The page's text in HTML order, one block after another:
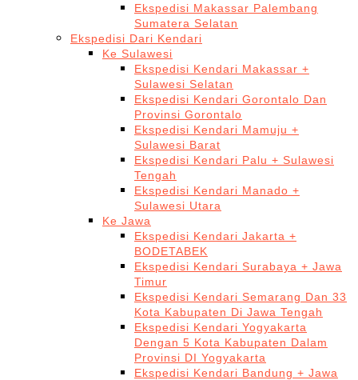
Ekspedisi Makassar Palembang
Sumatera Selatan
Ekspedisi Dari Kendari
Ke Sulawesi
Ekspedisi Kendari Makassar +
Sulawesi Selatan
Ekspedisi Kendari Gorontalo Dan
Provinsi Gorontalo
Ekspedisi Kendari Mamuju +
Sulawesi Barat
Ekspedisi Kendari Palu + Sulawesi
Tengah
Ekspedisi Kendari Manado +
Sulawesi Utara
Ke Jawa
Ekspedisi Kendari Jakarta +
BODETABEK
Ekspedisi Kendari Surabaya + Jawa
Timur
Ekspedisi Kendari Semarang Dan 33
Kota Kabupaten Di Jawa Tengah
Ekspedisi Kendari Yogyakarta
Dengan 5 Kota Kabupaten Dalam
Provinsi DI Yogyakarta
Ekspedisi Kendari Bandung + Jawa